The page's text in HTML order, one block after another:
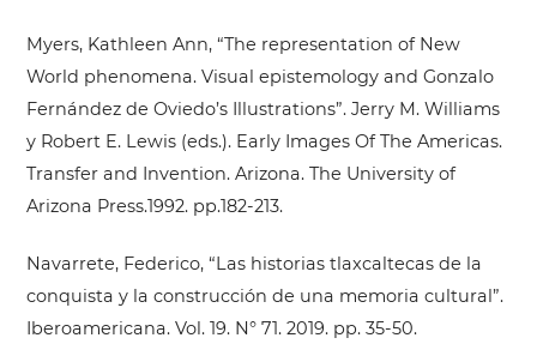
Myers, Kathleen Ann, “The representation of New
World phenomena. Visual epistemology and Gonzalo
Fernández de Oviedo’s Illustrations”. Jerry M. Williams
y Robert E. Lewis (eds.). Early Images Of The Americas.
Transfer and Invention. Arizona. The University of
Arizona Press.1992. pp.182-213.
Navarrete, Federico, “Las historias tlaxcaltecas de la
conquista y la construcción de una memoria cultural”.
Iberoamericana. Vol. 19. N° 71. 2019. pp. 35-50.